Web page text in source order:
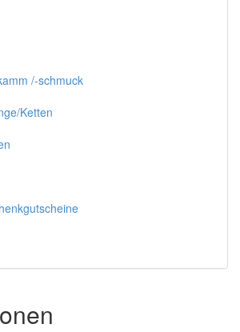
/-schmuck
Ketten